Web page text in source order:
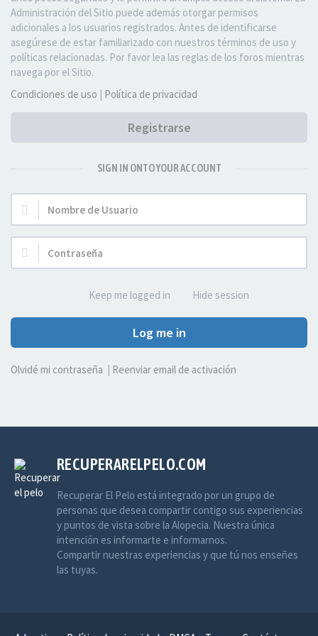
Administración del Sitio puede además otorgar permisos
adicionales a los usuarios registrados. Antes de identificarse
asegúrese de estar familiarizado con nuestros términos de uso y
políticas relacionadas. Por favor lea las reglas de los foros mientras
navega por el Sitio.
Condiciones de uso | Política de privacidad
Registrarse
SIGN IN ONTO YOUR ACCOUNT
Nombre
de
Usuario:
Contraseña:
Keep me logged in Hide session
Log me in
Olvidé mi contraseña Reenviar email de activación
RECUPERARELPELO.COM
Recuperar El Pelo está integrado por un grupo de
personas que desea compartir contigo sus experiencias
y puntos de vista sobre la Alopecia. Nuestra única
intención es informarte e informarnos.
Compartir nuestras experiencias y que tú nos enseñes
las tuyas.